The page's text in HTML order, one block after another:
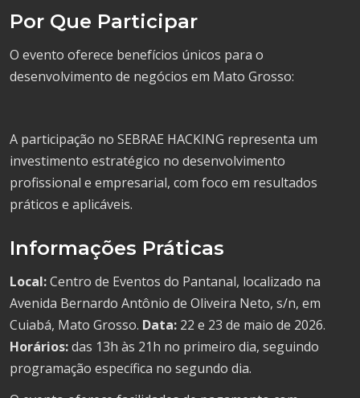
Por Que Participar
O evento oferece benefícios únicos para o
desenvolvimento de negócios em Mato Grosso:
A participação no SEBRAE HACKING representa um
investimento estratégico no desenvolvimento
profissional e empresarial, com foco em resultados
práticos e aplicáveis.
Informações Práticas
Local:Centro de Eventos do Pantanal, localizado na
Avenida Bernardo Antônio de Oliveira Neto, s/n, em
Cuiabá, Mato Grosso. Data: 22 e 23 de maio de 2026.
Horários:das 13h às 21h no primeiro dia, seguindo
programação específica no segundo dia.